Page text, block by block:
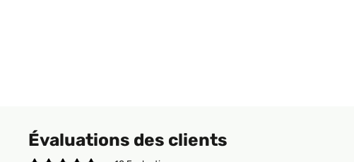
Évaluations des clients